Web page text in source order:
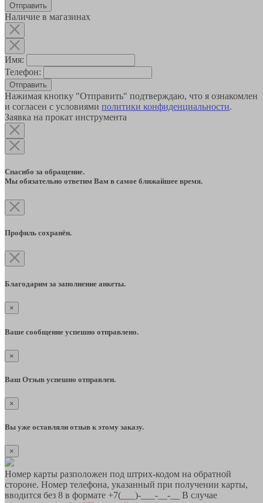
Наличие в магазинах
Имя:
Телефон:
Отправить
Нажимая кнопку "Отправить" подтверждаю, что я ознакомлен
и согласен с условиями политики конфиденциальности.
Заявка на прокат инструмента
Спасибо за обращение.
Мы обязательно ответим Вам в самое ближайшее время.
Профиль сохранён.
Благодарим за заполнение анкеты.
×
Ваше сообщение успешно отправлено.
×
Ваш Отзыв успешно отправлен.
×
Вы уже оставляли отзыв к этому заказу.
×
Номер карты разположен под штрих-кодом на обратной
стороне. Номер телефона, указанный при получении карты,
вводится без 8 в формате +7(___)-___-__-__ В случае